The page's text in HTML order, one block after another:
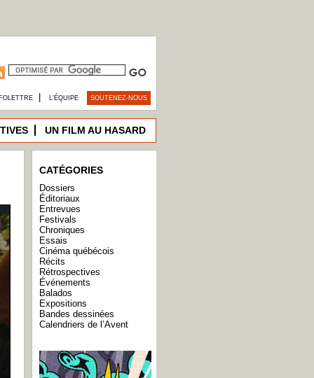
L’ÉQUIPE SOUTENEZ-NOUS
UN FILM AU HASARD
CATÉGORIES
Dossiers
Éditoriaux
Entrevues
Festivals
Chroniques
Essais
Cinéma québécois
Récits
Rétrospectives
Événements
Balados
Expositions
Bandes dessinées
Calendriers de l’Avent